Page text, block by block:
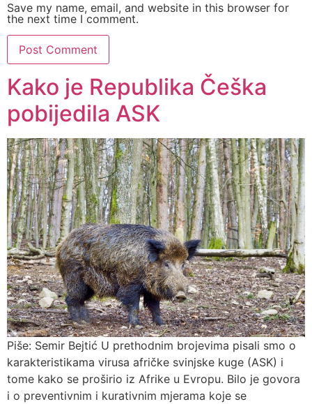
Save my name, email, and website in this browser for
the next time I comment.
Kako je Republika Češka
pobijedila ASK
Piše: Semir Bejtić U prethodnim brojevima pisali smo o
karakteristikama virusa afričke svinjske kuge (ASK) i
tome kako se proširio iz Afrike u Evropu. Bilo je govora
i o preventivnim i kurativnim mjerama koje se